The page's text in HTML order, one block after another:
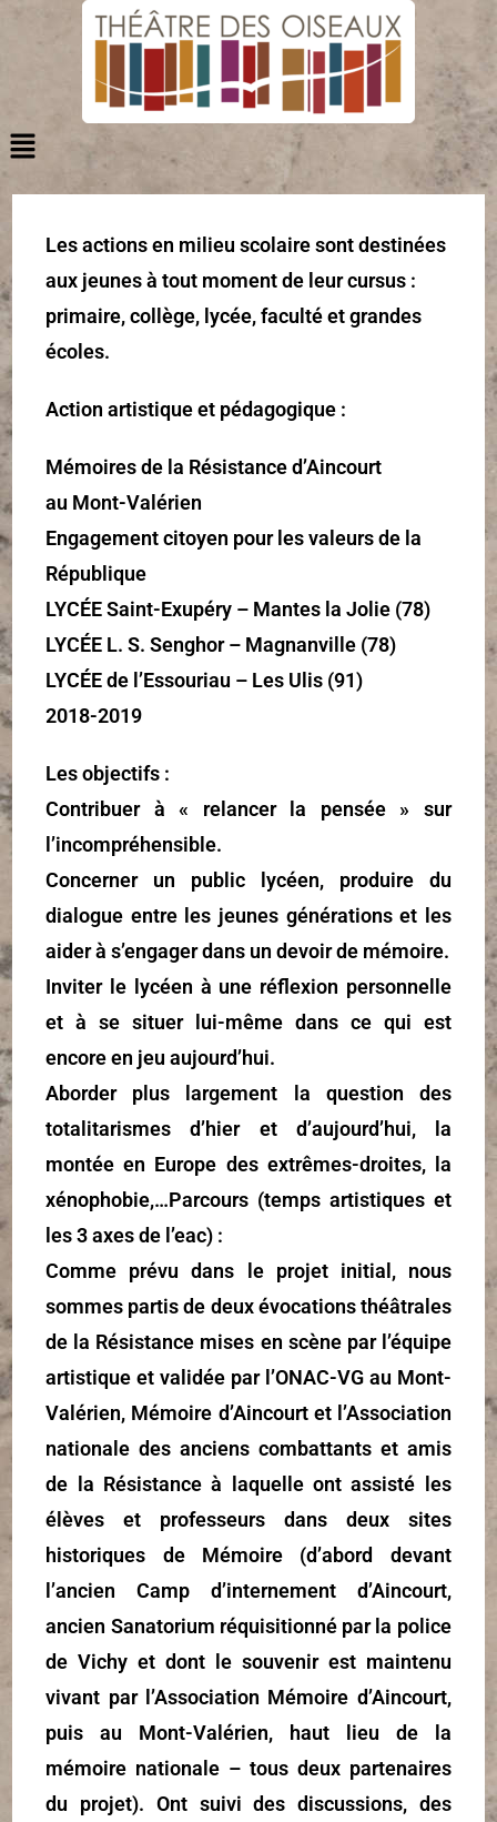
Les actions en milieu scolaire sont destinées
aux jeunes à tout moment de leur cursus :
primaire, collège, lycée, faculté et grandes
écoles.
Action artistique et pédagogique :
Mémoires de la Résistance d’Aincourt
au Mont-Valérien
Engagement citoyen pour les valeurs de la
République
LYCÉE Saint-Exupéry – Mantes la Jolie (78)
LYCÉE L. S. Senghor – Magnanville (78)
LYCÉE de l’Essouriau – Les Ulis (91)
2018-2019
Les objectifs :
Contribuer à « relancer la pensée » sur
l’incompréhensible.
Concerner un public lycéen, produire du
dialogue entre les jeunes générations et les
aider à s’engager dans un devoir de mémoire.
Inviter le lycéen à une réflexion personnelle
et à se situer lui-même dans ce qui est
encore en jeu aujourd’hui.
Aborder plus largement la question des
totalitarismes d’hier et d’aujourd’hui, la
montée en Europe des extrêmes-droites, la
xénophobie,…Parcours (temps artistiques et
les 3 axes de l’eac) :
Comme prévu dans le projet initial, nous
sommes partis de deux évocations théâtrales
de la Résistance mises en scène par l’équipe
artistique et validée par l’ONAC-VG au Mont-
Valérien, Mémoire d’Aincourt et l’Association
nationale des anciens combattants et amis
de la Résistance à laquelle ont assisté les
élèves et professeurs dans deux sites
historiques de Mémoire (d’abord devant
l’ancien Camp d’internement d’Aincourt,
ancien Sanatorium réquisitionné par la police
de Vichy et dont le souvenir est maintenu
vivant par l’Association Mémoire d’Aincourt,
puis au Mont-Valérien, haut lieu de la
mémoire nationale – tous deux partenaires
du projet). Ont suivi des discussions, des